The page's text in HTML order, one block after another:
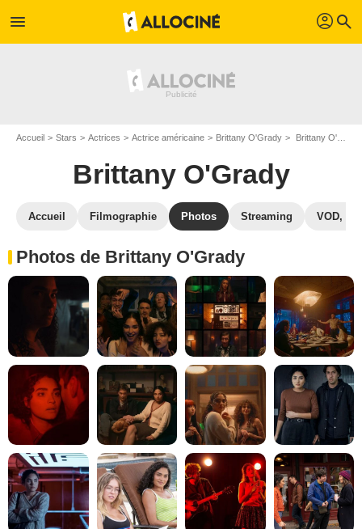
menu profil search
Accueil Stars Actrices Actrice américaine Brittany O'Grady Brittany O'Grady : Photos de ses films et séries
Brittany O'Grady
Accueil Filmographie Photos Streaming VOD,
Photos de Brittany O'Grady